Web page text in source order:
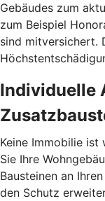
Gebäudes zum
zum Beispiel
sind mitversichert.
Individuelle
Keine Immobilie ist
Sie Ihre
Bausteinen an
den Schutz